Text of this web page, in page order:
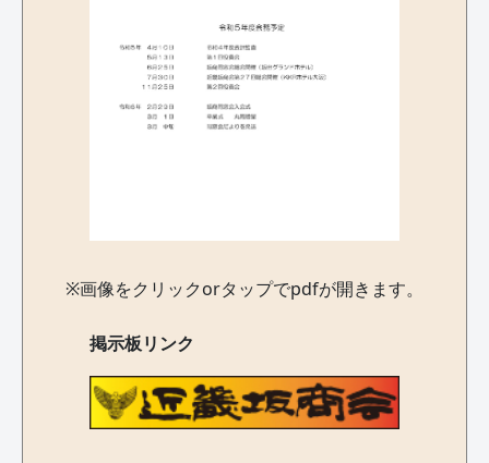
※画像をクリックorタップでpdfが開きます。
掲示板リンク